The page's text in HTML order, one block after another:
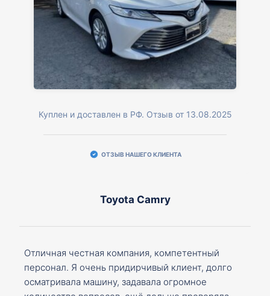
Куплен и доставлен в РФ. Отзыв от 13.08.2025
ОТЗЫВ НАШЕГО КЛИЕНТА
Toyota Camry
Отличная честная компания, компетентный
персонал. Я очень придирчивый клиент, долго
осматривала машину, задавала огромное